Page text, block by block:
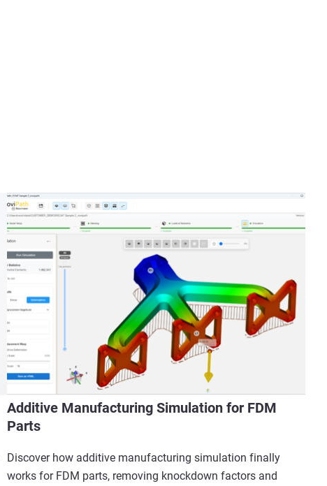
Additive Manufacturing Simulation for FDM
Parts
Discover how additive manufacturing simulation finally
works for FDM parts, removing knockdown factors and